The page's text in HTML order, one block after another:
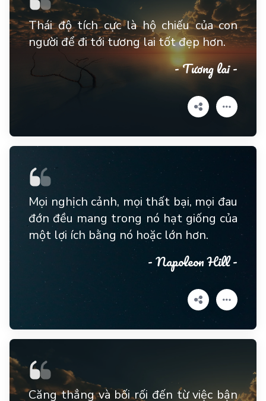
Thái độ tích cực là hộ chiếu của con
người để đi tới tương lai tốt đẹp hơn.
- Tương lai -
Mọi nghịch cảnh, mọi thất bại, mọi đau
đớn đều mang trong nó hạt giống của
một lợi ích bằng nó hoặc lớn hơn.
- Napoleon Hill -
Căng thẳng và bối rối đến từ việc bận